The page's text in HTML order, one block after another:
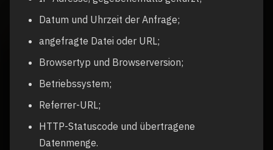
Datum und Uhrzeit der Anfrage;
angefragte Datei oder URL;
Browsertyp und Browserversion;
Betriebssystem;
Referrer-URL;
HTTP-Statuscode und übertragene
Datenmenge.